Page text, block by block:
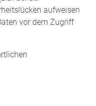
aufweisen
vor dem Zugriff